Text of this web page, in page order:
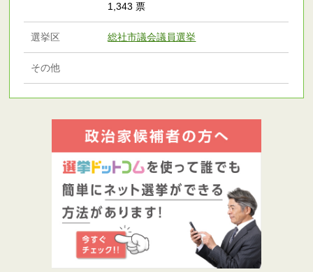
1,343 票
選挙区 総社市議会議員選挙
その他